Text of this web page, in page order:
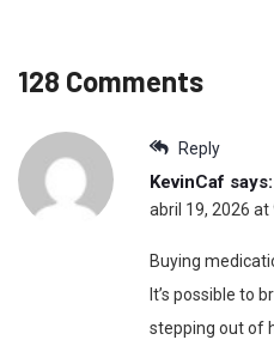
128 Comments
Reply
KevinCaf says:
abril 19, 2026 at
Buying
It’s possible to
stepping out of